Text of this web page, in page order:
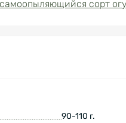
самоопыляющийся сорт
90-110 г.